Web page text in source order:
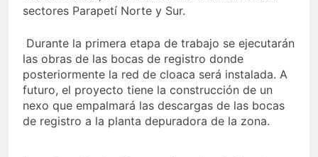
sectores Parapetí Norte y Sur.
Durante la primera etapa de trabajo se ejecutarán
las obras de las bocas de registro donde
posteriormente la red de cloaca será instalada. A
futuro, el proyecto tiene la construcción de un
nexo que empalmará las descargas de las bocas
de registro a la planta depuradora de la zona.